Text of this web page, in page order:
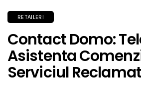
RETAILERI
Contact Domo:
Asistenta
Serviciul